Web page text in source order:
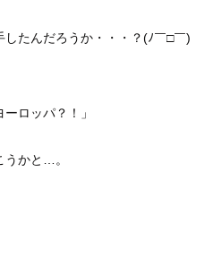
たんだろうか・・・？(ﾉ￣□￣)
ロッパ？！」
うかと…。